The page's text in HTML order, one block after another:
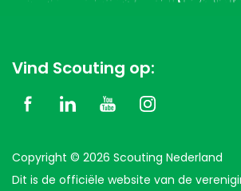
Vind Scouting op:
Copyright © 2026 Scouting Nederland
Dit is de officiële website van de